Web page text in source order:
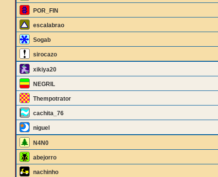
POR_FIN
escalabrao
Sogab
sirocazo
xikiya20
NEGRIL
Thempotrator
cachita_76
niguel
N4N0
abejorro
nachinho